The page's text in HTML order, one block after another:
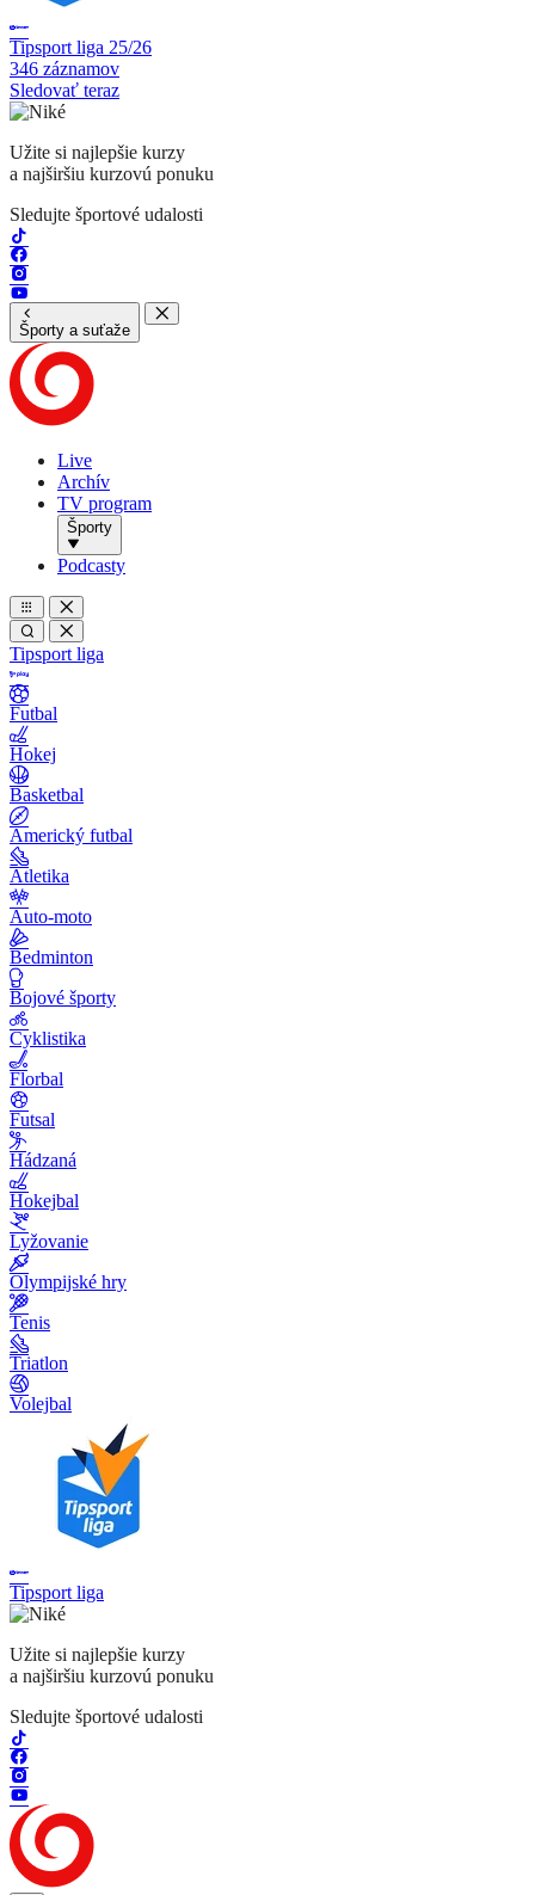
Tipsport liga 25/26
346 záznamov
Sledovať teraz
Užite si najlepšie kurzy
a najširšiu kurzovú ponuku
Sledujte športové udalosti
Športy a suťaže
Live
Archív
TV program
Športy
Podcasty
Tipsport liga
Futbal
Hokej
Basketbal
Americký futbal
Atletika
Auto-moto
Bedminton
Bojové športy
Cyklistika
Florbal
Futsal
Hádzaná
Hokejbal
Lyžovanie
Olympijské hry
Tenis
Triatlon
Volejbal
Tipsport liga
Užite si najlepšie kurzy
a najširšiu kurzovú ponuku
Sledujte športové udalosti